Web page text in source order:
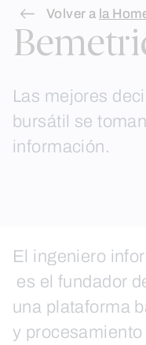
Skip
content
Volver a la
Las mejores
bursátil se
información.
El ingeniero
es el fundador
una plataforma
y